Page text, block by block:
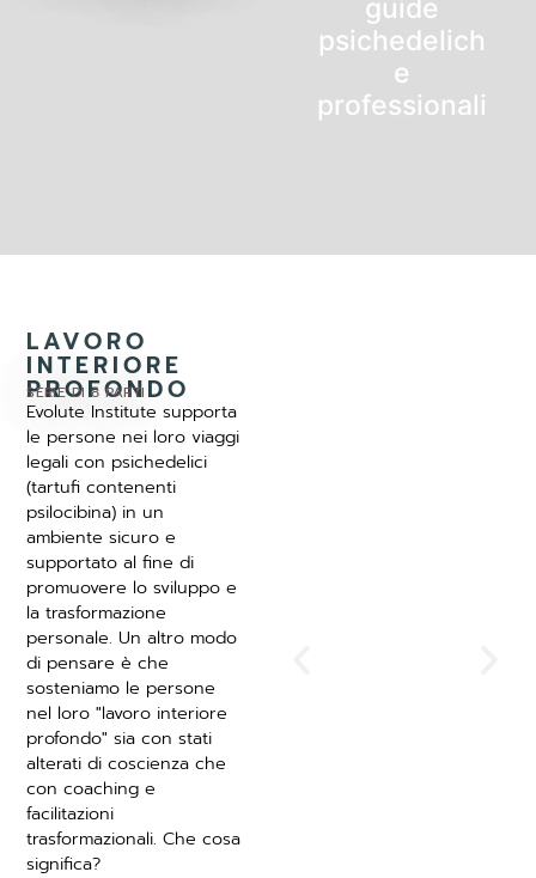
guide
psichedelich
e
professionali
LAVORO
INTERIORE
PROFONDO
SERIE DI 8 PARTI
Evolute Institute supporta
le persone nei loro viaggi
legali con psichedelici
(tartufi contenenti
psilocibina) in un
ambiente sicuro e
supportato al fine di
promuovere lo sviluppo e
la trasformazione
personale. Un altro modo
di pensare è che
sosteniamo le persone
nel loro "lavoro interiore
profondo" sia con stati
alterati di coscienza che
con coaching e
facilitazioni
trasformazionali. Che cosa
significa?